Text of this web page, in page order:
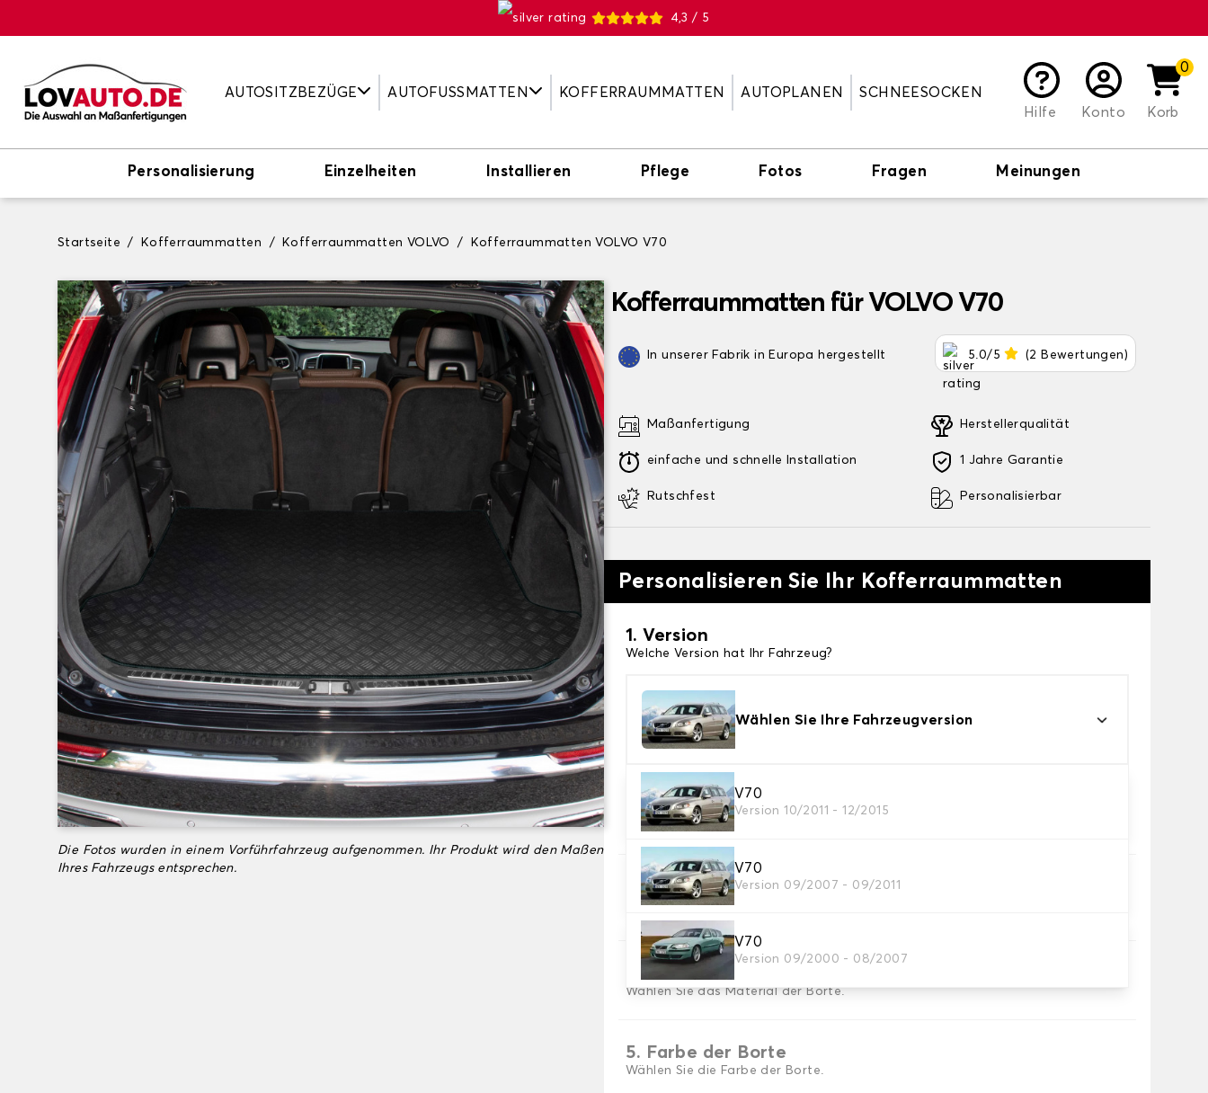
4,3 / 5
AUTOSITZBEZÜGE AUTOFUSSMATTEN KOFFERRAUMMATTEN AUTOPLANEN
SCHNEESOCKEN
Hilfe
Konto
0
Korb
Personalisierung Einzelheiten Installieren Pflege Fotos Fragen Meinungen
Startseite Kofferraummatten Kofferraummatten VOLVO Kofferraummatten VOLVO V70
Die Fotos wurden in einem Vorführfahrzeug aufgenommen. Ihr Produkt wird den Maßen
Ihres Fahrzeugs entsprechen.
Kofferraummatten für VOLVO V70
In unserer Fabrik in Europa hergestellt 5.0/5 (2 Bewertungen)
Maßanfertigung
einfache und schnelle Installation
Rutschfest
Herstellerqualität
1 Jahre Garantie
Personalisierbar
Personalisieren Sie Ihr Kofferraummatten
1. Version
Welche Version hat Ihr Fahrzeug?
Wählen Sie Ihre Fahrzeugversion
V70
Version 10/2011 - 12/2015
V70
Version 09/2007 - 09/2011
V70
Version 09/2000 - 08/2007
2. Material
Wählen Sie das Material Ihrer Kofferraummatte
3. Teppichfarbe
Wählen Sie die Farbe Ihres Teppichs des Kofferraums.
Wählen Sie das Material der Borte.
5. Farbe der Borte
Wählen Sie die Farbe der Borte.